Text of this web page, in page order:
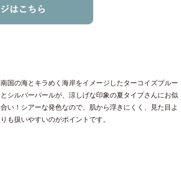
南国の海とキラめく海岸をイメージしたターコイズブルー
とシルバーパールが、涼しげな印象の夏タイプさんにお似
合い！シアーな発色なので、肌から浮きにくく、見た目よ
りも扱いやすいのがポイントです。